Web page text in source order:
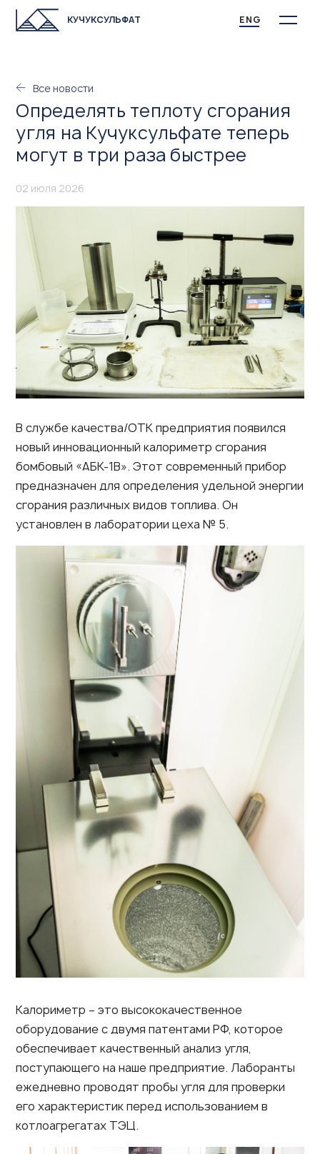
КУЧУКСУЛЬФАТ ENG
Все новости
Определять теплоту сгорания
угля на Кучуксульфате теперь
могут в три раза быстрее
02 июля 2026
В службе качества/ОТК предприятия появился
новый инновационный калориметр сгорания
бомбовый «АБК-1В». Этот современный прибор
предназначен для определения удельной энергии
сгорания различных видов топлива. Он
установлен в лаборатории цеха № 5.
Калориметр – это высококачественное
оборудование с двумя патентами РФ, которое
обеспечивает качественный анализ угля,
поступающего на наше предприятие. Лаборанты
ежедневно проводят пробы угля для проверки
его характеристик перед использованием в
котлоагрегатах ТЭЦ.